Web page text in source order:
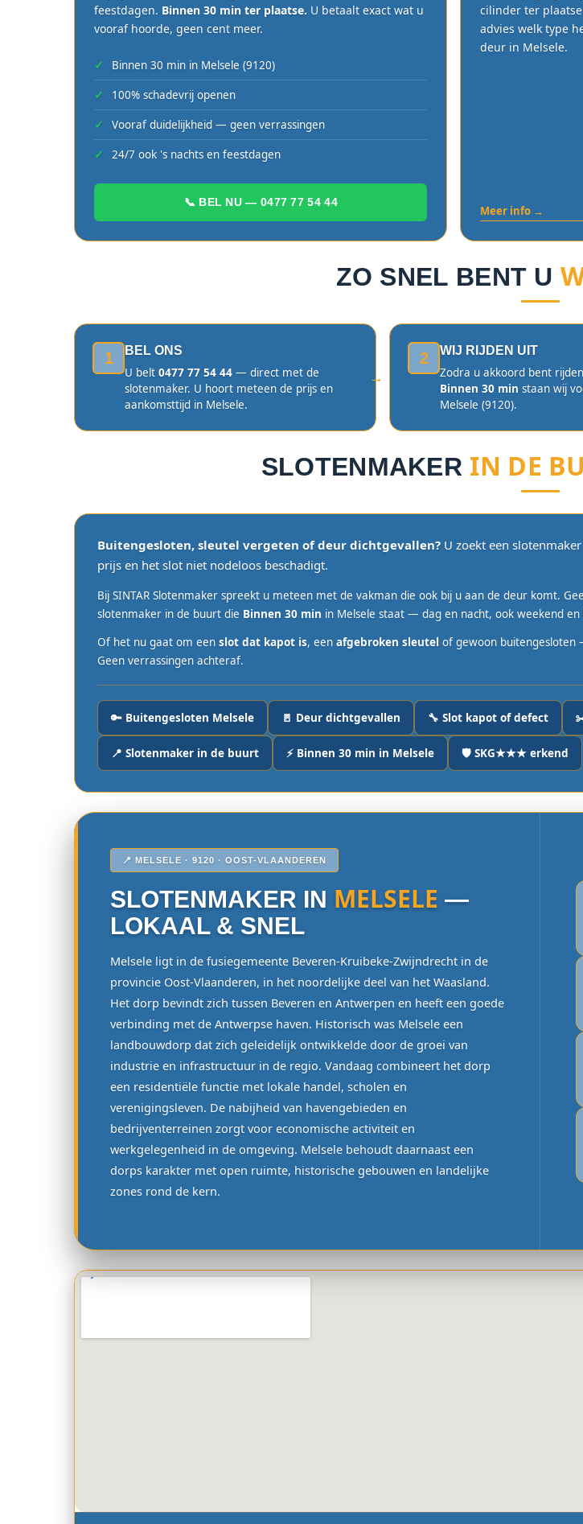
feestdagen. Binnen 30 min ter plaatse. U betaalt exact wat u
vooraf hoorde, geen cent meer.
Binnen 30 min in Melsele (9120)
100% schadevrij openen
Vooraf duidelijkheid — geen verrassingen
24/7 ook 's nachts en feestdagen
📞 BEL NU — 0477 77 54 44
cilinder ter
advies welk type
deur in Melsele.
Meer info →
ZO SNEL BENT U
1 BEL ONS
U belt 0477 77 54 44 — direct met de
slotenmaker. U hoort meteen de prijs en
aankomsttijd in Melsele.
2 WIJ RIJDEN UIT
Zodra u akkoord bent
Binnen 30 min staan wij
Melsele (9120).
SLOTENMAKER IN DE
Buitengesloten, sleutel vergeten of deur dichtgevallen? U zoekt een
prijs en het slot niet nodeloos beschadigt.
Bij SINTAR Slotenmaker spreekt u meteen met de vakman die ook bij u aan de deur komt.
slotenmaker in de buurt die Binnen 30 min in Melsele staat — dag en nacht, ook weekend en
Of het nu gaat om een slot dat kapot is, een afgebroken sleutel of gewoon buitengesloten
Geen verrassingen achteraf.
🔑 Buitengesloten Melsele 🚪 Deur dichtgevallen 🔧 Slot kapot of defect
📍 Slotenmaker in de buurt ⚡ Binnen 30 min in Melsele 🛡️ SKG★★★ erkend
📍 MELSELE · 9120 · OOST-VLAANDEREN
SLOTENMAKER IN MELSELE —
LOKAAL & SNEL
Melsele ligt in de fusiegemeente Beveren-Kruibeke-Zwijndrecht in de
provincie Oost-Vlaanderen, in het noordelijke deel van het Waasland.
Het dorp bevindt zich tussen Beveren en Antwerpen en heeft een goede
verbinding met de Antwerpse haven. Historisch was Melsele een
landbouwdorp dat zich geleidelijk ontwikkelde door de groei van
industrie en infrastructuur in de regio. Vandaag combineert het dorp
een residentiële functie met lokale handel, scholen en
verenigingsleven. De nabijheid van havengebieden en
bedrijventerreinen zorgt voor economische activiteit en
werkgelegenheid in de omgeving. Melsele behoudt daarnaast een
dorps karakter met open ruimte, historische gebouwen en landelijke
zones rond de kern.